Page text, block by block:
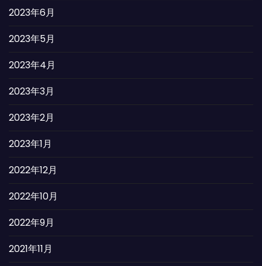
2023年6月
2023年5月
2023年4月
2023年3月
2023年2月
2023年1月
2022年12月
2022年10月
2022年9月
2021年11月